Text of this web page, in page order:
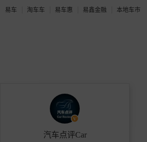
易车 淘车车 易车惠 易鑫金融 本地车市
汽车点评Car